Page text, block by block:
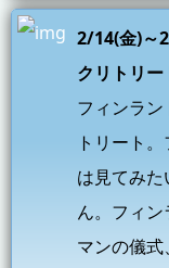
2/14(金)～
クリトリー
フィンラ
トリート
は見てみ
ん。フィ
マンの儀式